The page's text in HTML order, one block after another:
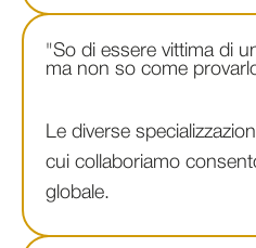
"So di essere vittima di
ma non so come
Le diverse
cui collaboriamo
globale.